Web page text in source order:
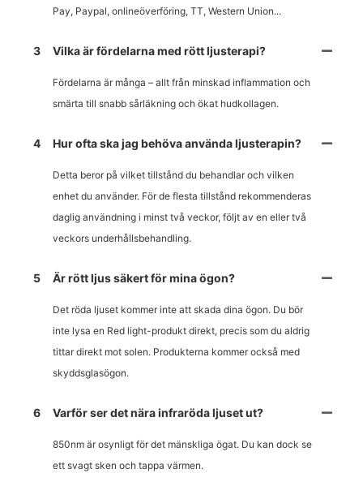
Pay, Paypal, onlineöverföring, TT, Western Union...
3 Vilka är fördelarna med rött ljusterapi?
Fördelarna är många – allt från minskad inflammation och
smärta till snabb sårläkning och ökat hudkollagen.
4 Hur ofta ska jag behöva använda ljusterapin?
Detta beror på vilket tillstånd du behandlar och vilken
enhet du använder. För de flesta tillstånd rekommenderas
daglig användning i minst två veckor, följt av en eller två
veckors underhållsbehandling.
5 Är rött ljus säkert för mina ögon?
Det röda ljuset kommer inte att skada dina ögon. Du bör
inte lysa en Red light-produkt direkt, precis som du aldrig
tittar direkt mot solen. Produkterna kommer också med
skyddsglasögon.
6 Varför ser det nära infraröda ljuset ut?
850nm är osynligt för det mänskliga ögat. Du kan dock se
ett svagt sken och tappa värmen.